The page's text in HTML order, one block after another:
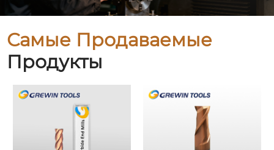
Самые Продаваемые
Продукты